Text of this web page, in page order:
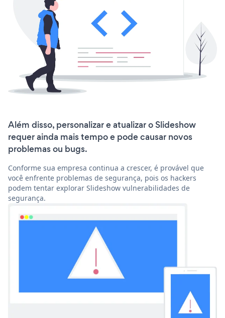
Além disso, personalizar e atualizar o Slideshow
requer ainda mais tempo e pode causar novos
problemas ou bugs.
Conforme sua empresa continua a crescer, é provável que
você enfrente problemas de segurança, pois os hackers
podem tentar explorar Slideshow vulnerabilidades de
segurança.